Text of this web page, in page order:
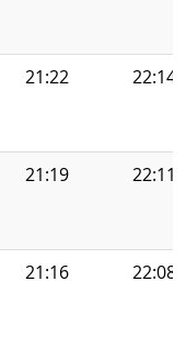
21:22 22:14
21:19 22:11
21:16 22:08